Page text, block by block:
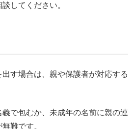
してください。
す場合は、親や保護者が対応する
で包むか、未成年の名前に親の連
難です。